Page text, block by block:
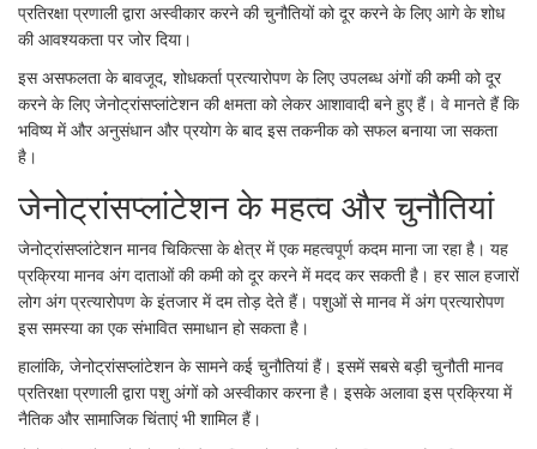
प्रतिरक्षा प्रणाली द्वारा अस्वीकार करने की चुनौतियों को दूर करने के लिए आगे के शोध
की आवश्यकता पर जोर दिया।
इस असफलता के बावजूद, शोधकर्ता प्रत्यारोपण के लिए उपलब्ध अंगों की कमी को दूर
करने के लिए जेनोट्रांसप्लांटेशन की क्षमता को लेकर आशावादी बने हुए हैं। वे मानते हैं कि
भविष्य में और अनुसंधान और प्रयोग के बाद इस तकनीक को सफल बनाया जा सकता
है।
जेनोट्रांसप्लांटेशन के महत्व और चुनौतियां
जेनोट्रांसप्लांटेशन मानव चिकित्सा के क्षेत्र में एक महत्वपूर्ण कदम माना जा रहा है। यह
प्रक्रिया मानव अंग दाताओं की कमी को दूर करने में मदद कर सकती है। हर साल हजारों
लोग अंग प्रत्यारोपण के इंतजार में दम तोड़ देते हैं। पशुओं से मानव में अंग प्रत्यारोपण
इस समस्या का एक संभावित समाधान हो सकता है।
हालांकि, जेनोट्रांसप्लांटेशन के सामने कई चुनौतियां हैं। इसमें सबसे बड़ी चुनौती मानव
प्रतिरक्षा प्रणाली द्वारा पशु अंगों को अस्वीकार करना है। इसके अलावा इस प्रक्रिया में
नैतिक और सामाजिक चिंताएं भी शामिल हैं।